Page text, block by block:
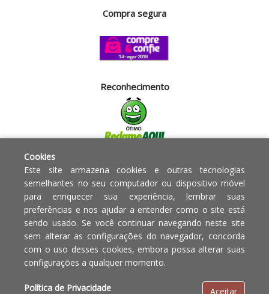
Compra segura
Reconhecimento
Powered by:
Copyright © 2010 - 2017 Razão
social Blumenau - RA OBJETOS PARA
O LAR EIRELI CNPJ -
E loja 33 Asa Sul - Brasília-DF - CEP:
Em caso de divergência de
preços, o valor válido é o do
Cookies
Este site armazena cookies e outras tecnologias
semelhantes no seu computador ou dispositivo móvel
para enriquecer sua experiência, lembrar suas
preferências e nos ajudar a entender como o site está
sendo usado. Se você continuar navegando neste site
sem alterar as configurações do navegador, concorda
com o uso desses cookies, embora possa alterar suas
configurações a qualquer momento.
Política de Privacidade Aceitar